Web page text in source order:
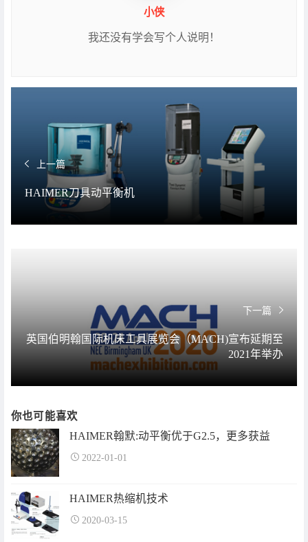
小侠
我还没有学会写个人说明！
上一篇
HAIMER刀具动平衡机
下一篇
英国伯明翰国际机床工具展览会（MACH)宣布延期至
2021年举办
你也可能喜欢
HAIMER翰默:动平衡优于G2.5，更多获益
2022-01-01
HAIMER热缩机技术
2020-03-15